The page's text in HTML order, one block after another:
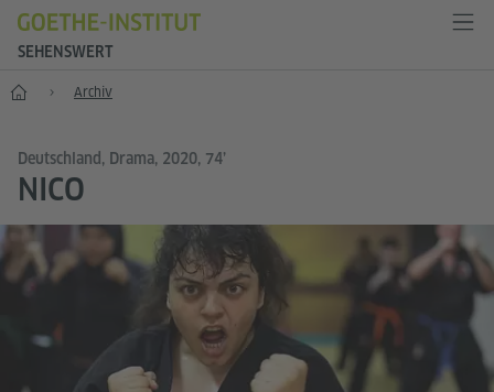
SEHENSWERT
SehenswertArchiv
Deutschland, Drama, 2020, 74’
NICO